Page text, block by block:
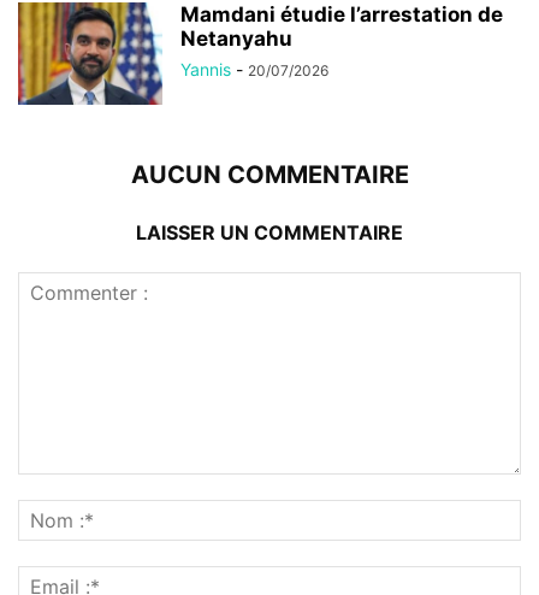
Mamdani étudie l’arrestation de
Netanyahu
Yannis - 20/07/2026
AUCUN COMMENTAIRE
LAISSER UN COMMENTAIRE